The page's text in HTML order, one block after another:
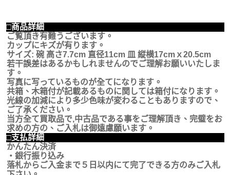
□商品詳細
ご覧頂き有難うございます。
カップにキズが有ります。
サイズ: 碗 高さ7.7cm 直径11cm 皿 縦横17cmｘ20.5cm
若干誤差はあるかもしれませんのでご理解お願いいたしま
す。
写真に写っているものが全てになります。
共箱、木箱付が記載あるものに関しては箱付になります。
光線の加減により多少色味が変わることもありますので、
ご了承ください。
当方全て買取品で,中古品である事をご理解頂き、完璧をお
求めの方の、ご入札は御遠慮願います。
□支払詳細
かんたん決済
・銀行振り込み
落札からご入金まで５日以内にて完了できる方のみご入札